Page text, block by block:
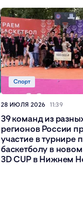
39 команд из
регионов России
участие в турнире
баскетболу в
3D CUP в Нижнем
Спорт
28 ИЮЛЯ 2026 11:39